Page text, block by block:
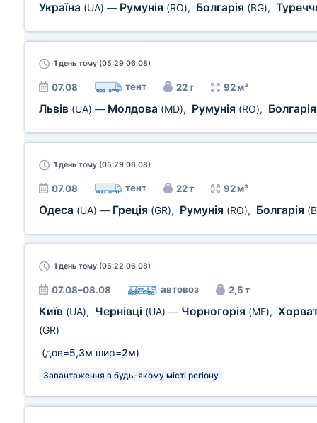
Україна (UA) — Румунія (RO), Болгарія (BG),
1 день тому (05:29 06.08)
07.08 тент 22 т 92 м³
Львів (UA) — Молдова (MD), Румунія (RO),
1 день тому (05:29 06.08)
07.08 тент 22 т 92 м³
Одеса (UA) — Греція (GR), Румунія (RO), Болгарія
1 день тому (05:22 06.08)
07.08–08.08 автовоз 2,5 т
Київ (UA), Чернівці (UA) — Чорногорія (ME),
(GR)
(дов=5,3м шир=2м)
Завантаження в будь-якому місті регіону